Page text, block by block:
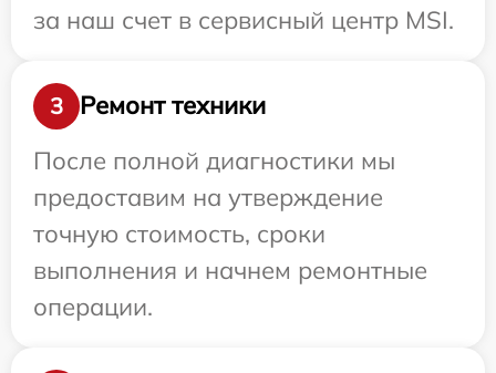
за наш счет в сервисный центр MSI.
3
Ремонт техники
После полной диагностики мы
предоставим на утверждение
точную стоимость, сроки
выполнения и начнем ремонтные
операции.